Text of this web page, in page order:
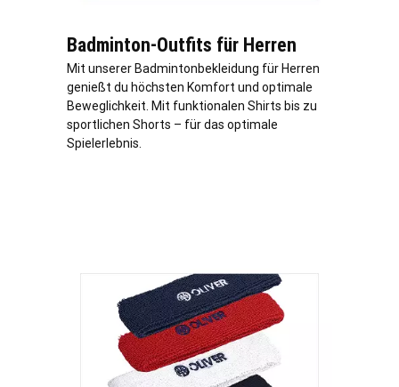
Badminton-Outfits für Herren
Mit unserer Badmintonbekleidung für Herren
genießt du höchsten Komfort und optimale
Beweglichkeit. Mit funktionalen Shirts bis zu
sportlichen Shorts – für das optimale
Spielerlebnis.